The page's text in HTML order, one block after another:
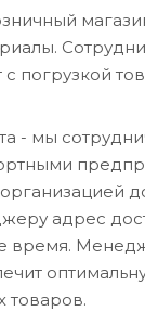
с погрузкой
- мы
адрес
время.
товаров.